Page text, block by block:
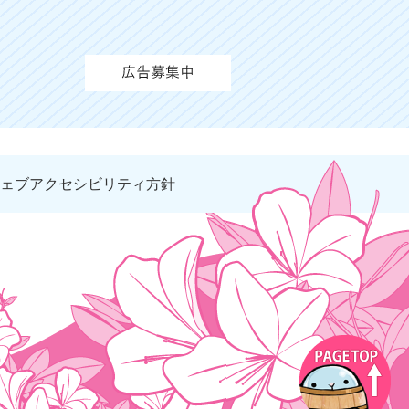
ブアクセシビリティ方針